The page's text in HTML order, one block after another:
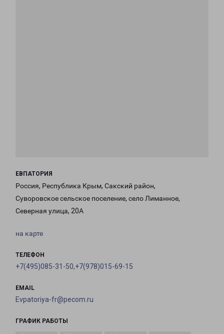
ЕВПАТОРИЯ
Россия, Республика Крым, Сакский район,
Суворовское сельское поселение, село Лиманное,
Северная улица, 20А
на карте
ТЕЛЕФОН
+7(495)085-31-50,+7(978)015-69-15
EMAIL
Evpatoriya-fr@pecom.ru
ГРАФИК РАБОТЫ